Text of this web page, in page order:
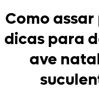
Como assar
dicas para
ave